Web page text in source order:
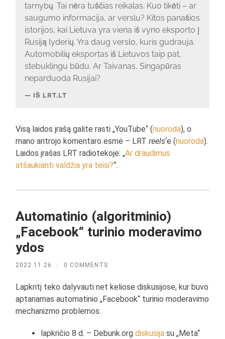
tarnybų. Tai nėra tuščias reikalas. Kuo tikėti – ar
saugumo informacija, ar verslu? Kitos panašios
istorijos, kai Lietuva yra viena iš vyno eksporto į
Rusiją lyderių. Yra daug verslo, kuris gudrauja.
Automobilių eksportas iš Lietuvos taip pat,
stebuklingu būdu. Ar Taivanas, Singapūras
neparduoda Rusijai?
IŠ LRT.LT
Visą laidos įrašą galite rasti „YouTube“ (nuoroda), o
mano antrojo komentaro esmė – LRTreels‘e (nuoroda).
Laidos įrašas LRT radiotekoje: „Ar draudimus
atšaukianti valdžia yra teisi?“.
Automatinio (algoritminio)
„Facebook“ turinio moderavimo
ydos
2022.11.26 / 0 COMMENTS
Lapkritį teko dalyvauti net keliose diskusijose, kur buvo
aptariamas automatinio „Facebook“ turinio moderavimo
mechanizmo problemos:
lapkričio 8 d. – Debunk.orgdiskusija su „Meta“